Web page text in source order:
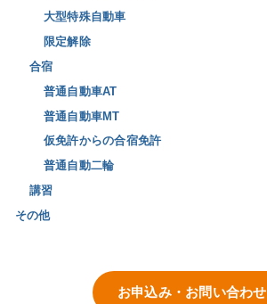
大型特殊自動車
限定解除
合宿
普通自動車AT
普通自動車MT
仮免許からの合宿免許
普通自動二輪
講習
その他
お申込み・お問い合わせ